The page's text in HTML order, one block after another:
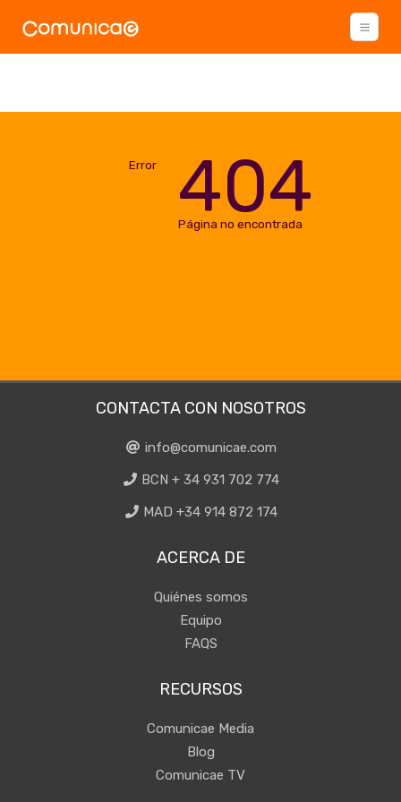
Error 404
Página no encontrada
CONTACTA CON NOSOTROS
info@comunicae.com
BCN + 34 931 702 774
MAD +34 914 872 174
ACERCA DE
Quiénes somos
Equipo
FAQS
RECURSOS
Comunicae Media
Blog
Comunicae TV